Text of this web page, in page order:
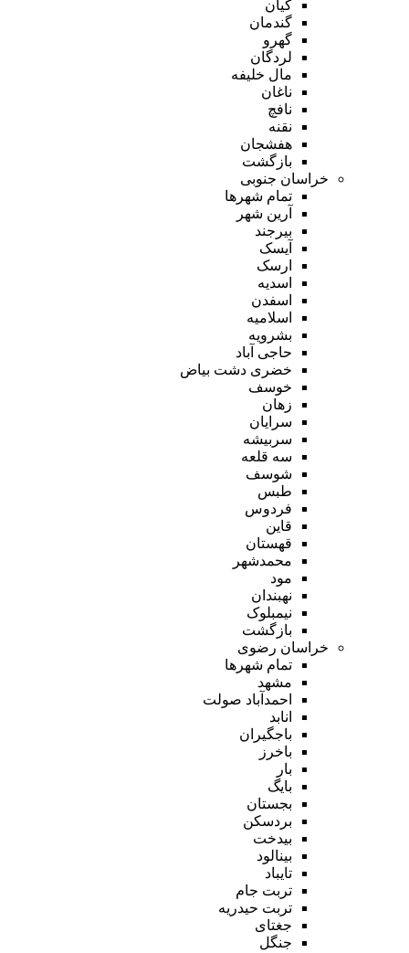
کیان
گندمان
گهرو
لردگان
مال خلیفه
ناغان
نافچ
نقنه
هفشجان
بازگشت
خراسان جنوبی
تمام شهر‌ها
آرین شهر
بیرجند
آیسک
ارسک
اسدیه
اسفدن
اسلامیه
بشرویه
حاجی آباد
خضری دشت بیاض
خوسف
زهان
سرایان
سربیشه
سه قلعه
شوسف
طبس
فردوس
قاین
قهستان
محمدشهر
مود
نهبندان
نیمبلوک
بازگشت
خراسان رضوی
تمام شهر‌ها
مشهد
احمدآباد صولت
انابد
باجگیران
باخرز
بار
بایگ
بجستان
بردسکن
بیدخت
بینالود
تایباد
تربت جام
تربت حیدریه
جغتای
جنگل